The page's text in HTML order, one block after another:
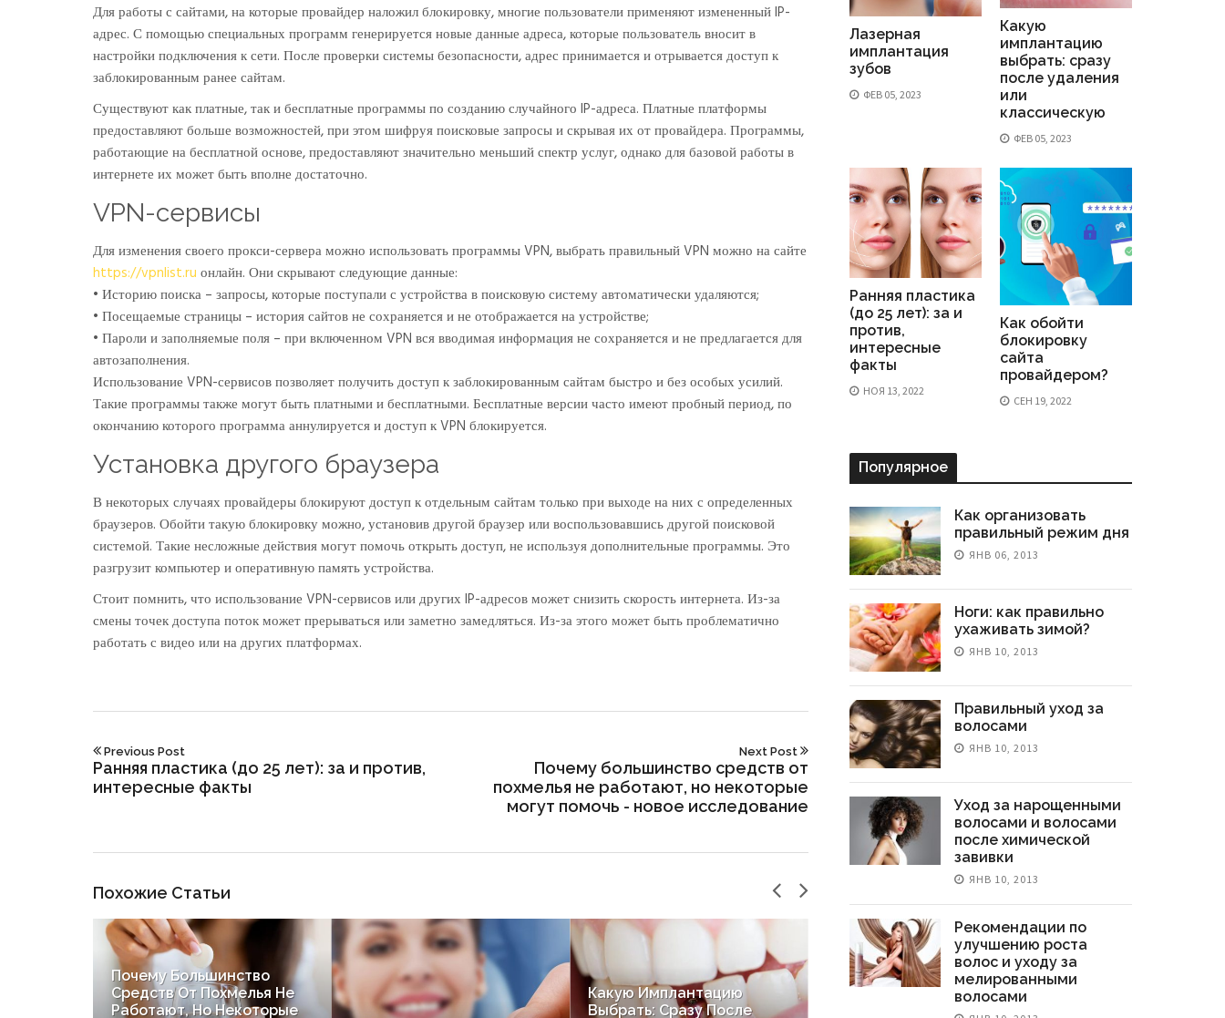
Для работы с сайтами, на которые провайдер наложил блокировку, многие пользователи применяют измененный IP-
адрес. С помощью специальных программ генерируется новые данные адреса, которые пользователь вносит в
настройки подключения к сети. После проверки системы безопасности, адрес принимается и отрывается доступ к
заблокированным ранее сайтам.
Существуют как платные, так и бесплатные программы по созданию случайного IP-адреса. Платные платформы
предоставляют больше возможностей, при этом шифруя поисковые запросы и скрывая их от провайдера. Программы,
работающие на бесплатной основе, предоставляют значительно меньший спектр услуг, однако для базовой работы в
интернете их может быть вполне достаточно.
VPN-сервисы
Для изменения своего прокси-сервера можно использовать программы VPN, выбрать правильный VPN можно на сайте
https://vpnlist.ru онлайн. Они скрывают следующие данные:
• Историю поиска – запросы, которые поступали с устройства в поисковую систему автоматически удаляются;
• Посещаемые страницы – история сайтов не сохраняется и не отображается на устройстве;
• Пароли и заполняемые поля – при включенном VPN вся вводимая информация не сохраняется и не предлагается для
автозаполнения.
Использование VPN-сервисов позволяет получить доступ к заблокированным сайтам быстро и без особых усилий.
Такие программы также могут быть платными и бесплатными. Бесплатные версии часто имеют пробный период, по
окончанию которого программа аннулируется и доступ к VPN блокируется.
Установка другого браузера
В некоторых случаях провайдеры блокируют доступ к отдельным сайтам только при выходе на них с определенных
браузеров. Обойти такую блокировку можно, установив другой браузер или воспользовавшись другой поисковой
системой. Такие несложные действия могут помочь открыть доступ, не используя дополнительные программы. Это
разгрузит компьютер и оперативную память устройства.
Стоит помнить, что использование VPN-сервисов или других IP-адресов может снизить скорость интернета. Из-за
смены точек доступа поток может прерываться или заметно замедляться. Из-за этого может быть проблематично
работать с видео или на других платформах.
Previous Post
Ранняя пластика (до 25 лет): за и против,
интересные факты
Next Post
Почему большинство средств от
похмелья не работают, но некоторые
могут помочь - новое исследование
Похожие Статьи
Почему Большинство
Средств От Похмелья Не
Работают, Но Некоторые
Какую Имплантацию
Выбрать: Сразу После
Ранняя Пластика (до 25
Лазерная
имплантация
зубов
ФЕВ 05, 2023
Какую
имплантацию
выбрать: сразу
после удаления
или
классическую
ФЕВ 05, 2023
Ранняя пластика
(до 25 лет): за и
против,
интересные
факты
НОЯ 13, 2022
Как обойти
блокировку
сайта
провайдером?
СЕН 19, 2022
Популярное
Как организовать
правильный режим дня
ЯНВ 06, 2013
Ноги: как правильно
ухаживать зимой?
ЯНВ 10, 2013
Правильный уход за
волосами
ЯНВ 10, 2013
Уход за нарощенными
волосами и волосами
после химической
завивки
ЯНВ 10, 2013
Рекомендации по
улучшению роста
волос и уходу за
мелированными
волосами